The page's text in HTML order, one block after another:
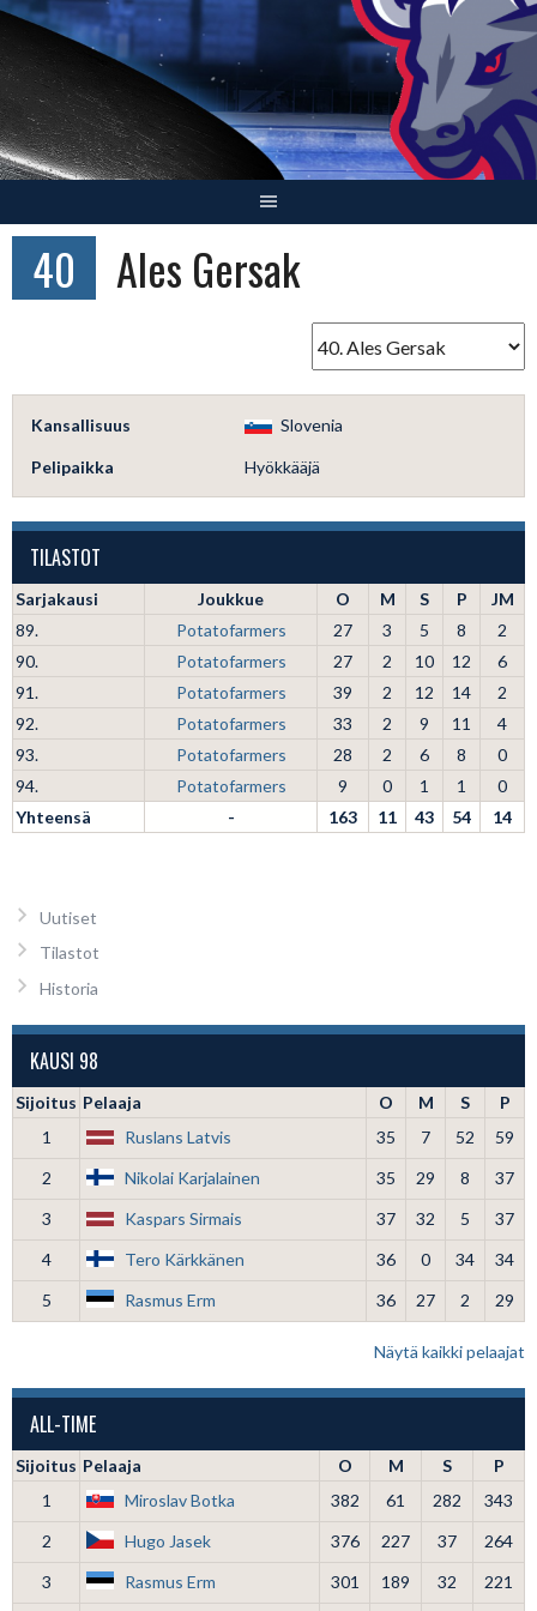
Skip
content
40 Ales Gersak
Kansallisuus Slovenia
Pelipaikka Hyökkääjä
TILASTOT
Sarjakausi Joukkue O M S P
JM
89.
Potatofarmers 27 3 5 8
2
90.
Potatofarmers 27 2 10 12
6
91.
Potatofarmers 39 2 12 14
2
92.
Potatofarmers 33 2 9 11
4
93.
Potatofarmers 28 2 6 8
0
94.
Potatofarmers 9 0 1 1
0
Yhteensä
- 163 11 43 54 14
Uutiset
Tilastot
Historia
KAUSI 98
Sijoitus Pelaaja O M S
P
1
Ruslans Latvis 35 7 52
59
2
Nikolai Karjalainen 35 29 8
37
3
Kaspars Sirmais 37 32 5
37
4
Tero Kärkkänen 36 0 34
34
5
Rasmus Erm 36 27 2 29
Näytä kaikki pelaajat
ALL-TIME
Sijoitus Pelaaja O M S
P
1
Miroslav Botka 382 61 282
343
2
Hugo Jasek 376 227 37
264
3
Rasmus Erm 301 189 32 221